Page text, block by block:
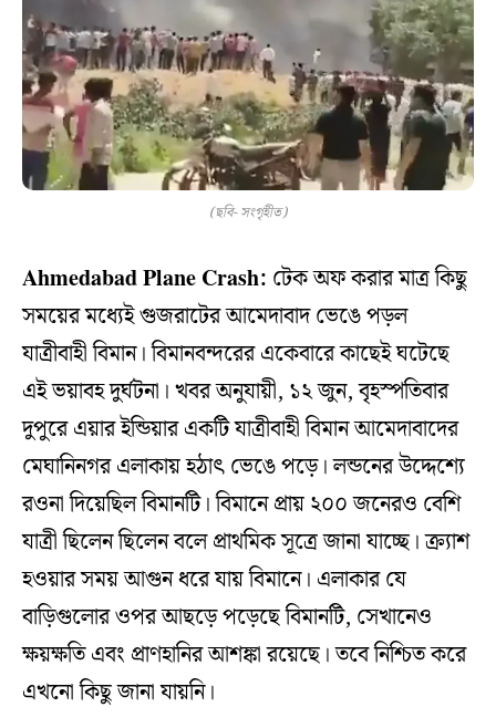
(ছবি- সংগৃহীত)
Ahmedabad Plane Crash: টেক অফ করার মাত্র কিছু
সময়ের মধ্যেই গুজরাটের আমেদাবাদ ভেঙে পড়ল
যাত্রীবাহী বিমান। বিমানবন্দরের একেবারে কাছেই ঘটেছে
এই ভয়াবহ দুর্ঘটনা। খবর অনুযায়ী, ১২ জুন, বৃহস্পতিবার
দুপুরে এয়ার ইন্ডিয়ার একটি যাত্রীবাহী বিমান আমেদাবাদের
মেঘানিনগর এলাকায় হঠাৎ ভেঙে পড়ে। লন্ডনের উদ্দেশ্যে
রওনা দিয়েছিল বিমানটি। বিমানে প্রায় ২০০ জনেরও বেশি
যাত্রী ছিলেন ছিলেন বলে প্রাথমিক সূত্রে জানা যাচ্ছে। ক্র্যাশ
হওয়ার সময় আগুন ধরে যায় বিমানে। এলাকার যে
বাড়িগুলোর ওপর আছড়ে পড়েছে বিমানটি, সেখানেও
ক্ষয়ক্ষতি এবং প্রাণহানির আশঙ্কা রয়েছে। তবে নিশ্চিত করে
এখনো কিছু জানা যায়নি।